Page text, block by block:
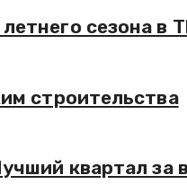
сезона в
строительства
квартал